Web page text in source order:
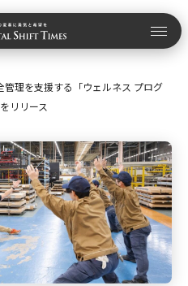
管理を支援する「ウェルネス プログ
リリース